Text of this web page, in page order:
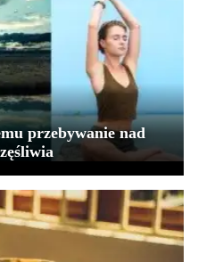
przebywanie nad